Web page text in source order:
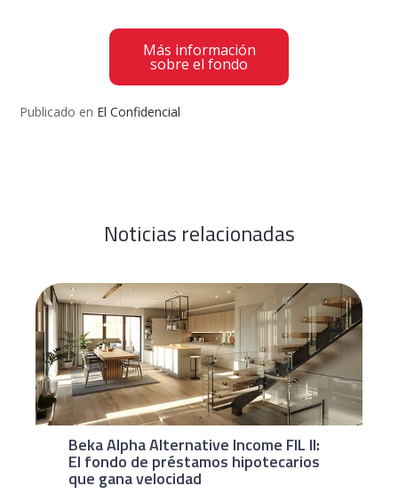
Más información
sobre el fondo
Publicado en El Confidencial
Noticias relacionadas
Beka Alpha Alternative Income FIL II:
El fondo de préstamos hipotecarios
que gana velocidad